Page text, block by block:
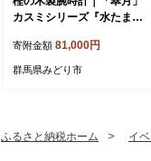
カスミシリーズ『水たまり
寄附金額 81,000円
群馬県みどり市
ふるさと納税ホーム イ